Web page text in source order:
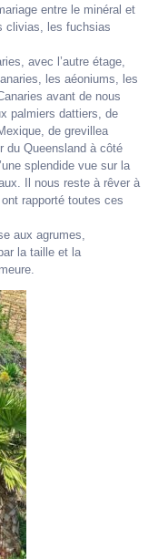
entre le minéral et
clivias, les fuchsias
avec l’autre étage,
les aéoniums, les
avant de nous
palmiers dattiers, de
de grevillea
du Queensland à côté
splendide vue sur la
Il nous reste à rêver à
rapporté toutes ces
aux agrumes,
la taille et la